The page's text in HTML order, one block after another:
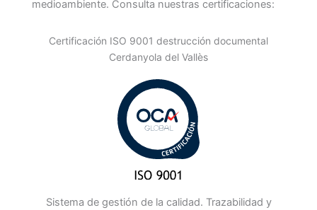
medioambiente. Consulta nuestras certificaciones:
Certificación ISO 9001 destrucción documental
Cerdanyola del Vallès
Sistema de gestión de la calidad. Trazabilidad y